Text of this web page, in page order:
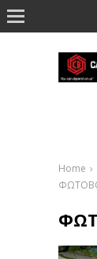
Home